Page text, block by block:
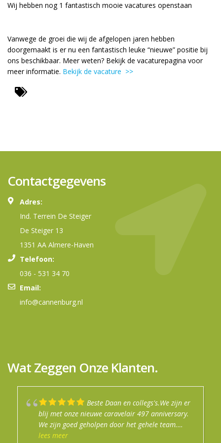
Wij hebben nog 1 fantastisch mooie vacatures openstaan
Vanwege de groei die wij de afgelopen jaren hebben
doorgemaakt is er nu een fantastisch leuke “nieuwe” positie bij
ons beschikbaar. Meer weten? Bekijk de vacaturepagina voor
meer informatie. Bekijk de vacature >>
Contactgegevens
Adres:
Ind. Terrein De Steiger
De Steiger 13
1351 AA Almere-Haven
Telefoon:
036 - 531 34 70
Email:
info@cannenburg.nl
Wat Zeggen Onze Klanten.
Beste Daan en collegs's.We zijn er
blij met onze nieuwe caravelair 497 anniversary.
We zijn goed geholpen door het gehele team.
Daan heeft het toch voor elkaar gekregen om de
lees meer
Mijn jaren ervaring met dit bedrijf
is altijd goed geweest. Je wordt altijd goed
geholpen. Er heerst altijd een ontspannen sfeer.
Hun aanpak is van deze tijd. Daan is vaak op
lees meer
Top service in de winkel.
Goede info gekregen prima uitleg.
Afspraken nagekomen
Na een fijn en enthousiast
verkoopgesprek zijn wij de trotse eigenaar
geworden van een Buerstner camper. Na een
goede uitgebreide uitleg gaan we met veel
lees meer